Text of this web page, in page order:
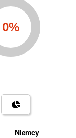
Niemcy